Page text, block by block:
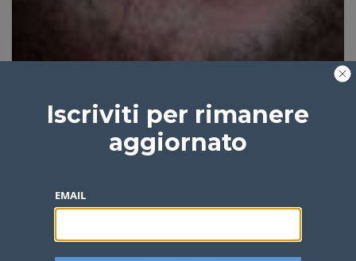
Iscriviti per rimanere
aggiornato
EMAIL